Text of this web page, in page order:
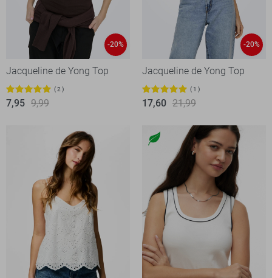
-20%
Jacqueline de Yong Top
2
7,95 9,99
-20%
Jacqueline de Yong Top
1
17,60 21,99